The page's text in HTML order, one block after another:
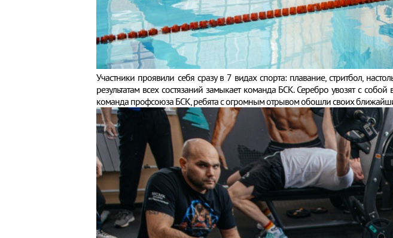
Участники проявили себя сразу в 7 видах спорта: плавание, стритбол,
результатам всех состязаний замыкает команда БСК. Серебро увозят с
команда профсоюза БСК, ребята с огромным отрывом обошли своих